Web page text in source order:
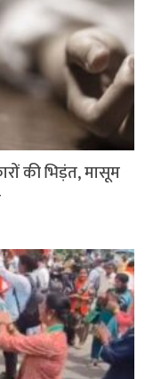
की भिड़ंत, मासूम